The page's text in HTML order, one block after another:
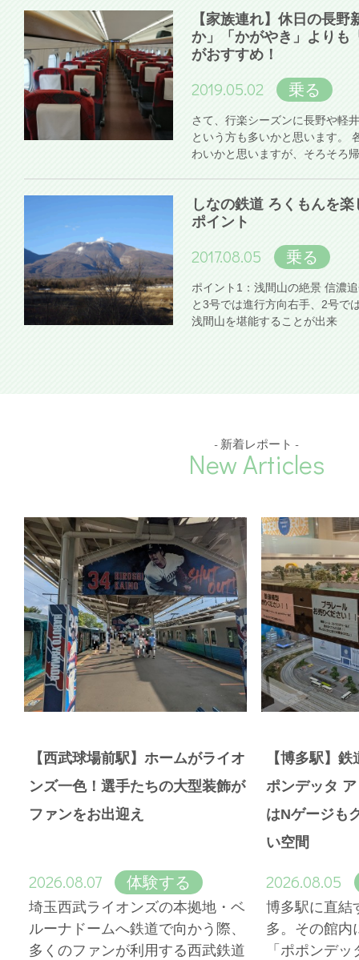
【家族連れ】休日の長野
か」「かがやき」よりも
がおすすめ！
2019.05.02 乗る
さて、行楽シーズンに長野や軽
という方も多いかと思います。
わいかと思いますが、そろそろ
しなの鉄道 ろくもんを
ポイント
2017.08.05 乗る
ポイント1：浅間山の絶景 信濃
と3号では進行方向右手、2号で
浅間山を堪能することが出来
- 新着レポート -
New Articles
【西武球場前駅】ホームがライオ
ンズ一色！選手たちの大型装飾が
ファンをお出迎え
2026.08.07 体験する
埼玉西武ライオンズの本拠地・ベ
ルーナドームへ鉄道で向かう際、
多くのファンが利用する西武鉄道
【博多駅】
ポンデッタ
はNゲージも
い空間
2026.08.05
博多駅に直結
多。その館内
「ポポンデ